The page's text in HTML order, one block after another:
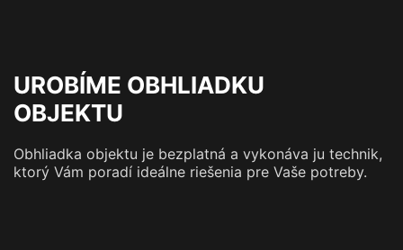
UROBÍME OBHLIADKU
OBJEKTU
Obhliadka objektu je bezplatná a vykonáva ju technik,
ktorý Vám poradí ideálne riešenia pre Vaše potreby.